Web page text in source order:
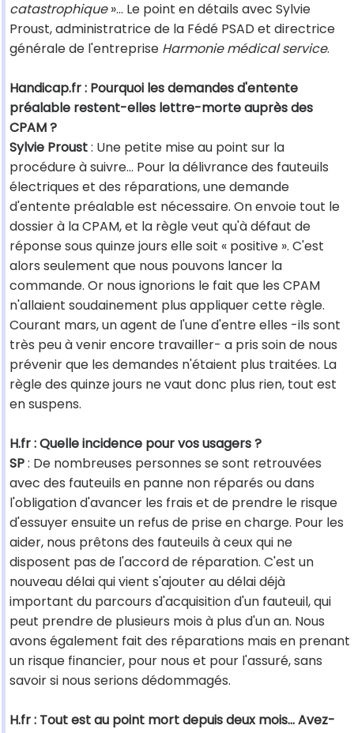
catastrophique»… Le point en détails avec Sylvie
Proust, administratrice de la Fédé PSAD et directrice
générale de l'entreprise Harmonie médical service.
Handicap.fr : Pourquoi les demandes d'entente
préalable restent-elles lettre-morte auprès des
CPAM ?
Sylvie Proust: Une petite mise au point sur la
procédure à suivre... Pour la délivrance des fauteuils
électriques et des réparations, une demande
d'entente préalable est nécessaire. On envoie tout le
dossier à la CPAM, et la règle veut qu'à défaut de
réponse sous quinze jours elle soit « positive ». C'est
alors seulement que nous pouvons lancer la
commande. Or nous ignorions le fait que les CPAM
n'allaient soudainement plus appliquer cette règle.
Courant mars, un agent de l'une d'entre elles -ils sont
très peu à venir encore travailler- a pris soin de nous
prévenir que les demandes n'étaient plus traitées. La
règle des quinze jours ne vaut donc plus rien, tout est
en suspens.
H.fr : Quelle incidence pour vos usagers ?
SP: De nombreuses personnes se sont retrouvées
avec des fauteuils en panne non réparés ou dans
l'obligation d'avancer les frais et de prendre le risque
d'essuyer ensuite un refus de prise en charge. Pour les
aider, nous prêtons des fauteuils à ceux qui ne
disposent pas de l'accord de réparation. C'est un
nouveau délai qui vient s'ajouter au délai déjà
important du parcours d'acquisition d'un fauteuil, qui
peut prendre de plusieurs mois à plus d'un an. Nous
avons également fait des réparations mais en prenant
un risque financier, pour nous et pour l'assuré, sans
savoir si nous serions dédommagés.
H.fr : Tout est au point mort depuis deux mois... Avez-